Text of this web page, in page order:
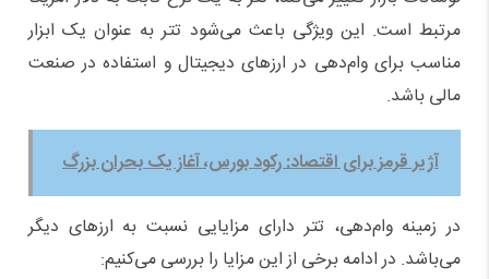
مرتبط است. این ویژگی باعث می‌شود تتر به عنوان یک ابزار
مناسب برای وام‌دهی در ارزهای دیجیتال و استفاده در صنعت
مالی باشد.
آژیر قرمز برای اقتصاد: رکود بورس، آغاز یک بحران بزرگ
در زمینه وام‌دهی، تتر دارای مزایایی نسبت به ارزهای دیگر
می‌باشد. در ادامه برخی از این مزایا را بررسی می‌کنیم: